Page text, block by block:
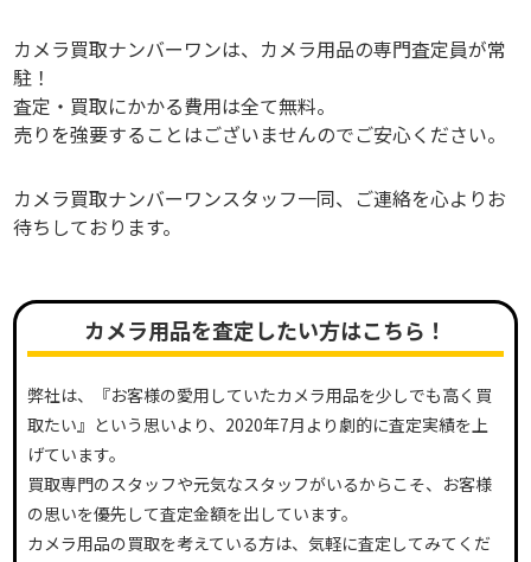
カメラ買取ナンバーワンは、カメラ用品の専門査定員が常
駐！
査定・買取にかかる費用は全て無料。
売りを強要することはございませんのでご安心ください。
カメラ買取ナンバーワンスタッフ一同、ご連絡を心よりお
待ちしております。
カメラ用品を査定したい方はこちら！
弊社は、『お客様の愛用していたカメラ用品を少しでも高く買
取たい』という思いより、2020年7月より劇的に査定実績を上
げています。
買取専門のスタッフや元気なスタッフがいるからこそ、お客様
の思いを優先して査定金額を出しています。
カメラ用品の買取を考えている方は、気軽に査定してみてくだ